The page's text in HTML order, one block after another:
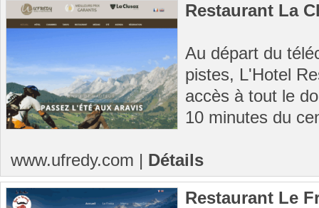
Restaurant La
Au départ du
pistes, L'Hotel
accès à tout le
10 minutes du
www.ufredy.com | Détails
Restaurant Le